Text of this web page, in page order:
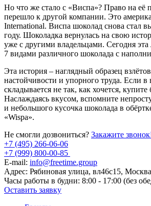
Но что же стало с «Виспа»? Право на её
перешло к другой компании. Это
International. Виспа шоколад снова стал
году. Шоколадка вернулась на свою
уже с другими владельцами. Сегодня эта
7 видами различного шоколада с
Эта история – наглядный образец
настойчивости и упорного труда. Если
складывается не так, как хочется, купите
Наслаждаясь вкусом, вспомните
и небольшого кусочка шоколада в
«Wispa».
Не смогли дозвониться? Закажите
+7 (495) 266-06-06
+7 (999) 800-00-85
E-mail: info@freetime.group
Адрес: Рябиновая улица, вл46с15,
Часы работы в будни: 8:00 - 17:00 (без
Оставить заявку